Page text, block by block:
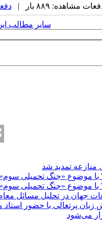
مشاهده: ۸۸۹ بار |
سایر مطالب
تمدید شد
جهان در تحلیل مسائل
پرتغالی با حضور